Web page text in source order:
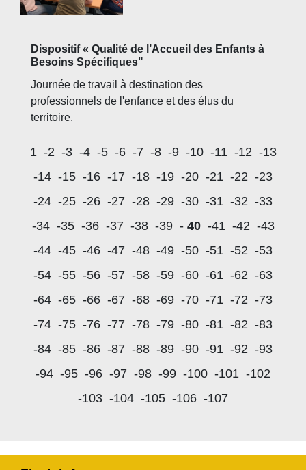
Dispositif « Qualité de l’Accueil des Enfants à
Besoins Spécifiques"
Journée de travail à destination des
professionnels de l'enfance et des élus du
territoire.
1 -2 -3 -4 -5 -6 -7 -8 -9 -10 -11 -12 -13
-14 -15 -16 -17 -18 -19 -20 -21 -22 -23
-24 -25 -26 -27 -28 -29 -30 -31 -32 -33
-34 -35 -36 -37 -38 -39 - 40 -41 -42 -43
-44 -45 -46 -47 -48 -49 -50 -51 -52 -53
-54 -55 -56 -57 -58 -59 -60 -61 -62 -63
-64 -65 -66 -67 -68 -69 -70 -71 -72 -73
-74 -75 -76 -77 -78 -79 -80 -81 -82 -83
-84 -85 -86 -87 -88 -89 -90 -91 -92 -93
-94 -95 -96 -97 -98 -99 -100 -101 -102
-103 -104 -105 -106 -107